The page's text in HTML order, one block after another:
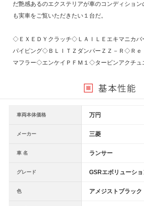
だ艶感あるのエクステリアが車のコンディション
も実車をご覧いただきたい１台だ。
◇ＥＸＥＤＹクラッチ◇ＬＡＩＬＥエキマニカバ
パイピング◇ＢＬＩＴＺダンパーＺＺ－Ｒ◇Ｒｅ
マフラー◇エンケイＰＦＭ１◇タービンアクチュ
車両本体価格 万円
メーカー 三菱
車 名 ランサー
グレード GSRエボリューシ
色 アメジストブラック